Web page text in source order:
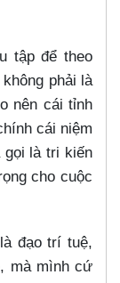
tập để theo
phải là
nên cái tỉnh
cái niệm
gọi là tri kiến
cho cuộc
đạo trí tuệ,
mà mình cứ